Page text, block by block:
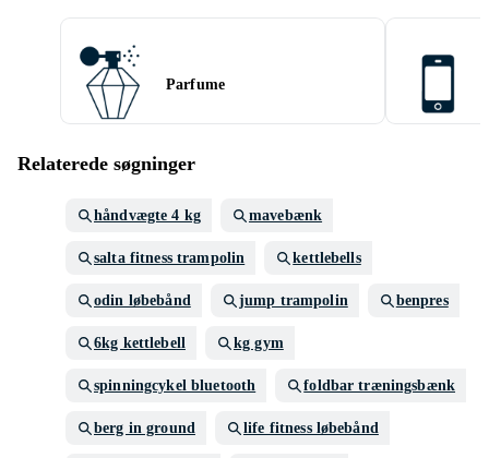
Parfume
Relaterede søgninger
håndvægte 4 kg mavebænk
salta fitness trampolin kettlebells
odin løbebånd jump trampolin benpres
6kg kettlebell kg gym
spinningcykel bluetooth foldbar træningsbænk
berg in ground life fitness løbebånd